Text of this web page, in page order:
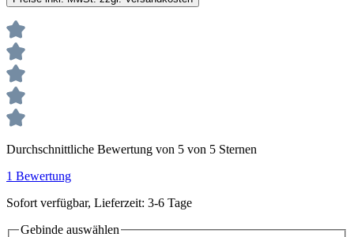
Durchschnittliche Bewertung von 5 von 5 Sternen
1 Bewertung
Sofort verfügbar, Lieferzeit: 3-6 Tage
Gebinde auswählen